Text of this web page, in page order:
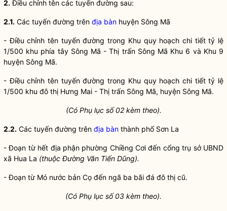
2.Điều chỉnh tên các tuyến đường sau:
2.1. Các tuyến đường trên địa bàn huyện Sông Mã
- Điều chỉnh tên tuyến đường trong Khu quy hoạch chi tiết tỷ lệ
1/500 khu phía tây Sông Mã - Thị trấn Sông Mã Khu 6 và Khu 9
huyện Sông Mã.
- Điều chỉnh tên tuyến đường trong Khu quy hoạch chi tiết tỷ lệ
1/500 khu đô thị Hưng Mai - Thị trấn Sông Mã, huyện Sông Mã.
(Có Phụ lục số 02 kèm theo).
2.2. Các tuyến đường trên địa bàn thành phố Sơn La
- Đoạn từ hết địa phận phường Chiềng Cơi đến cổng trụ sở UBND
xã Hua La (thuộc Đường Văn Tiến Dũng).
- Đoạn từ Mó nước bản Cọ đến ngã ba bãi đá đô thị cũ.
(Có Phụ lục số 03 kèm theo).